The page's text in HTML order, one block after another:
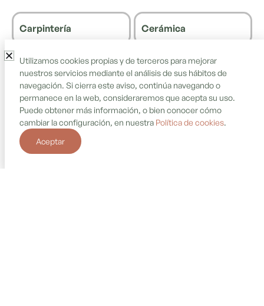
Carpintería Cerámica
Construcción Cosmética
Droguería Electrodomésticos
Utilizamos cookies propias y de terceros para mejorar
nuestros servicios mediante el análisis de sus hábitos de
navegación. Si cierra este aviso, continúa navegando o
permanece en la web, consideraremos que acepta su uso.
Puede obtener más información, o bien conocer cómo
cambiar la configuración, en nuestra Política de cookies.
Aceptar